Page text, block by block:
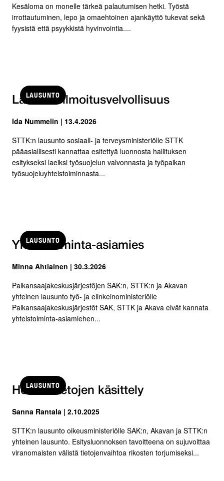
Kesäloma on monelle tärkeä palautumisen hetki. Työstä
irrottautuminen, lepo ja omaehtoinen ajankäyttö tukevat sekä
fyysistä että psyykkistä hyvinvointia....
LAUSUNTO
Lääkärin ilmoitusvelvollisuus
Ida Nummelin | 13.4.2026
STTK:n lausunto sosiaali- ja terveysministeriölle STTK
pääasiallisesti kannattaa esitettyä luonnosta hallituksen
esitykseksi laeiksi työsuojelun valvonnasta ja työpaikan
työsuojeluyhteistoiminnasta...
LAUSUNTO
Yhteistoiminta-asiamies
Minna Ahtiainen | 30.3.2026
Palkansaajakeskusjärjestöjen SAK:n, STTK:n ja Akavan
yhteinen lausunto työ- ja elinkeinoministeriölle
Palkansaajakeskusjärjestöt SAK, STTK ja Akava eivät kannata
yhteistoiminta-asiamiehen...
LAUSUNTO
Henkilötietojen käsittely
Sanna Rantala | 2.10.2025
STTK:n lausunto oikeusministeriölle SAK:n, Akavan ja STTK:n
yhteinen lausunto. Esitysluonnoksen tavoitteena on sujuvoittaa
viranomaisten välistä tietojenvaihtoa rikosten torjumiseksi...